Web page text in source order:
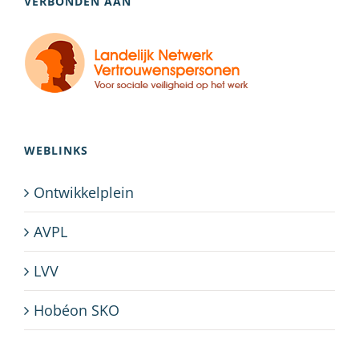
WEBLINKS
Ontwikkelplein
AVPL
LVV
Hobéon SKO